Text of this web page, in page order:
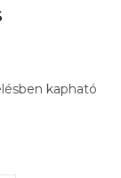
kapható